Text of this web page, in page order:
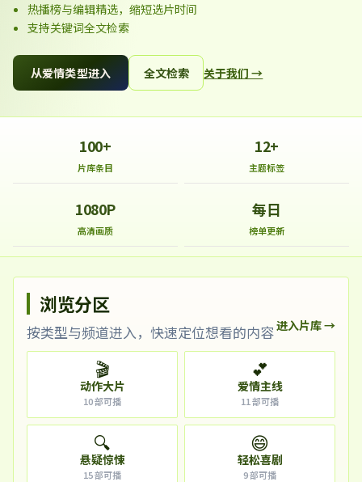
热播榜与编辑精选，缩短选片时间
支持关键词全文检索
从爱情类型进入 全文检索 关于我们 →
100+
片库条目
12+
主题标签
1080P
高清画质
每日
榜单更新
浏览分区
按类型与频道进入，快速定位想看的内容进入片库 →
🎬
动作大片
10部可播
💕
爱情主线
11部可播
🔍
悬疑惊悚
15部可播
😄
轻松喜剧
9部可播